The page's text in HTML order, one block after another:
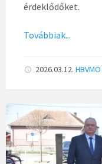
érdeklődőket.
Továbbiak...
2026.03.12. HBVMÖ